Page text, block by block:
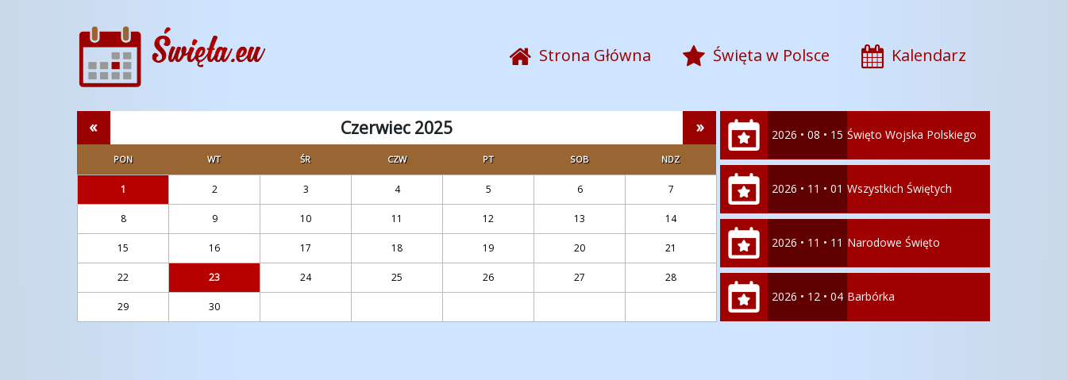
Strona Główna Święta w Polsce Kalendarz
« Czerwiec 2025 »
PON WT ŚR CZW PT SOB NDZ
1 2 3 4 5 6 7
8 9 10 11 12 13 14
15 16 17 18 19 20 21
22 23 24 25 26 27 28
29 30
2026 • 08 • 15 Święto Wojska Polskiego
2026 • 11 • 01 Wszystkich Świętych
2026 • 11 • 11 Narodowe Święto
Niepodległości
2026 • 12 • 04 Barbórka